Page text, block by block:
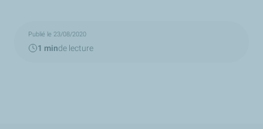
Publié le 23/08/2020
1 minde lecture